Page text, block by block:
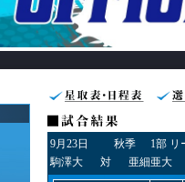
9月23日 秋季
1部 リ
駒澤大
対 亜細亜大